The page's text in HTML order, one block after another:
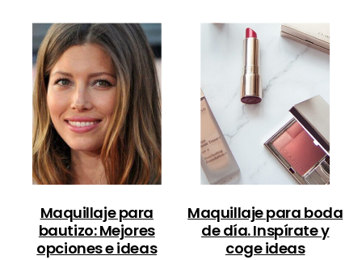
Maquillaje para
bautizo: Mejores
opciones e ideas
Maquillaje para boda
de día. Inspírate y
coge ideas